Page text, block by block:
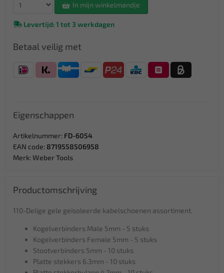
In mijn winkelmandje
Levertijd: 1 tot 3 werkdagen
Betaal veilig met
Eigenschappen
Artikelnummer: FD-6054
EAN code: 8719558506958
Merk: Weber Tools
Productomschrijving
110-Delige gele geïsoleerde kabelschoenen assortiment.
Kogelverbinders Male 5mm - 5 stuks
Kogelverbinders Female 5mm - 5 stuks
Stootverbinders 5mm - 10 stuks
Platte stekkers 6.3mm - 10 stuks